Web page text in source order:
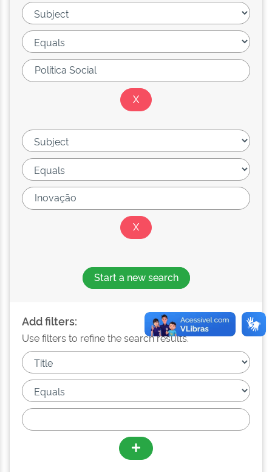
Start a new search
Add filters:
Use filters to refine the search results.